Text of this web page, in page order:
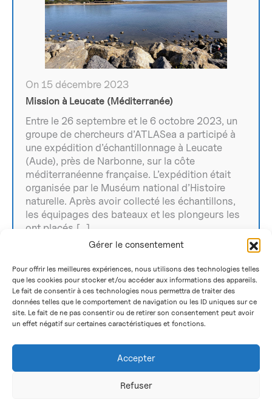
Gérer le consentement
Pour offrir les meilleures expériences, nous utilisons des technologies telles
que les cookies pour stocker et/ou accéder aux informations des appareils.
Le fait de consentir à ces technologies nous permettra de traiter des
données telles que le comportement de navigation ou les ID uniques sur ce
site. Le fait de ne pas consentir ou de retirer son consentement peut avoir
un effet négatif sur certaines caractéristiques et fonctions.
Accepter
Refuser
On 15 décembre 2023
Mission à Leucate (Méditerranée)
Entre le 26 septembre et le 6 octobre 2023, un
groupe de chercheurs d’ATLASea a participé à
une expédition d’échantillonnage à Leucate
(Aude), près de Narbonne, sur la côte
méditerranéenne française. L’expédition était
organisée par le Muséum national d’Histoire
naturelle. Après avoir collecté les échantillons,
les équipages des bateaux et les plongeurs les
ont placés […]
1 2
Cookies
Protection des données personnelles